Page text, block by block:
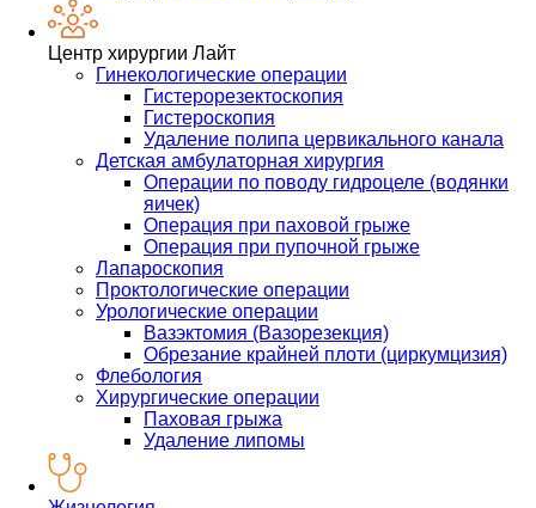
Центр хирургии Лайт
Гинекологические операции
Гистерорезектоскопия
Гистероскопия
Удаление полипа цервикального канала
Детская амбулаторная хирургия
Операции по поводу гидроцеле (водянки
яичек)
Операция при паховой грыже
Операция при пупочной грыже
Лапароскопия
Проктологические операции
Урологические операции
Вазэктомия (Вазорезекция)
Обрезание крайней плоти (циркумцизия)
Флебология
Хирургические операции
Паховая грыжа
Удаление липомы